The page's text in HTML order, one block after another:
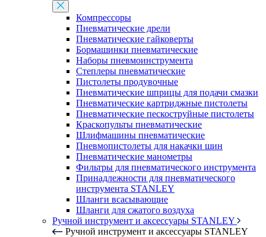
Компрессоры
Пневматические дрели
Пневматические гайковерты
Бормашинки пневматические
Наборы пневмоинструмента
Степлеры пневматические
Пистолеты продувочные
Пневматические шприцы для подачи смазки
Пневматические картриджные пистолеты
Пневматические пескоструйные пистолеты
Краскопульты пневматические
Шлифмашины пневматические
Пневмопистолеты для накачки шин
Пневматические манометры
Фильтры для пневматического инструмента
Принадлежности для пневматического
инструмента STANLEY
Шланги всасывающие
Шланги для сжатого воздуха
Ручной инструмент и аксессуары STANLEY
Ручной инструмент и аксессуары STANLEY